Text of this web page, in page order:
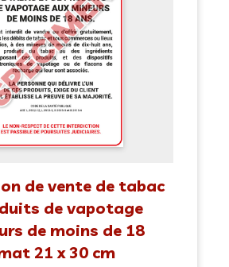
de vente de tabac
de vapotage
de moins de 18
21 x 30 cm